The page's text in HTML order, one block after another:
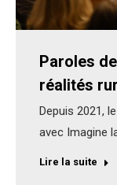
Paroles
réalités
Depuis 2021,
avec Imagine
Lire la suite